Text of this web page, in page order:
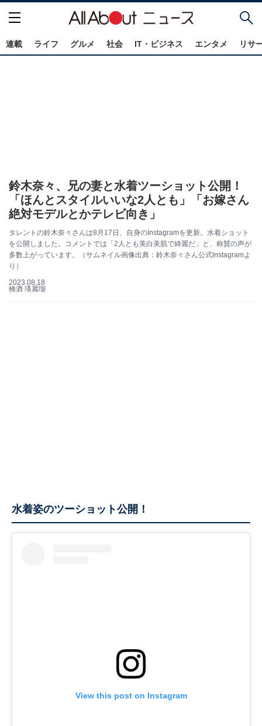
連載 ライフ グルメ 社会 IT・ビジネス エンタメ リサ
鈴木奈々、兄の妻と水着ツーショット公開！
「ほんとスタイルいいな2人とも」「お嫁さん
絶対モデルとかテレビ向き」
タレントの鈴木奈々さんは8月17日、自身のInstagramを更新。水着ショット
を公開しました。コメントでは「2人とも美白美肌で綺麗だ」と、称賛の声が
多数上がっています。（サムネイル画像出典：鈴木奈々さん公式Instagramよ
り）
2023.08.18
橋酒 瑛麗瑠
水着姿のツーショット公開！
View this post on Instagram